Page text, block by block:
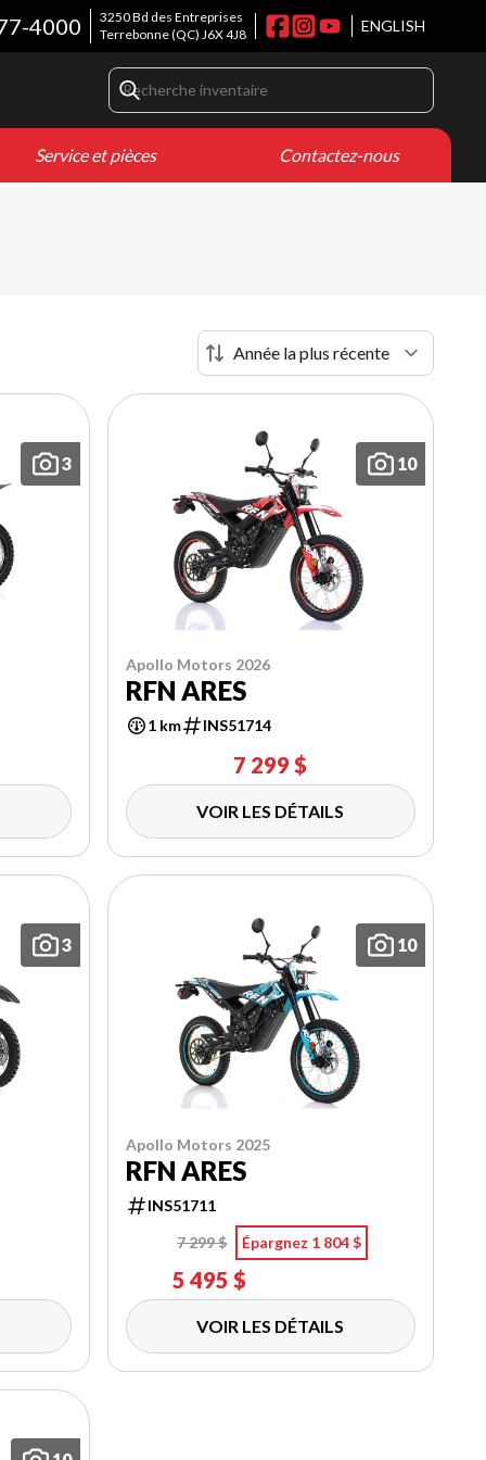
3250 Bd des Entreprises
Terrebonne(QC) J6X 4J8
4000 ENGLISH
Service et pièces Contactez-nous
3 10
Apollo Motors 2026
RFN ARES
1 km INS51714
7 299 $
VOIR LES DÉTAILS
3 10
Apollo Motors 2025
RFN ARES
INS51711
7 299 $
Épargnez 1 804 $
5 495 $
VOIR LES DÉTAILS